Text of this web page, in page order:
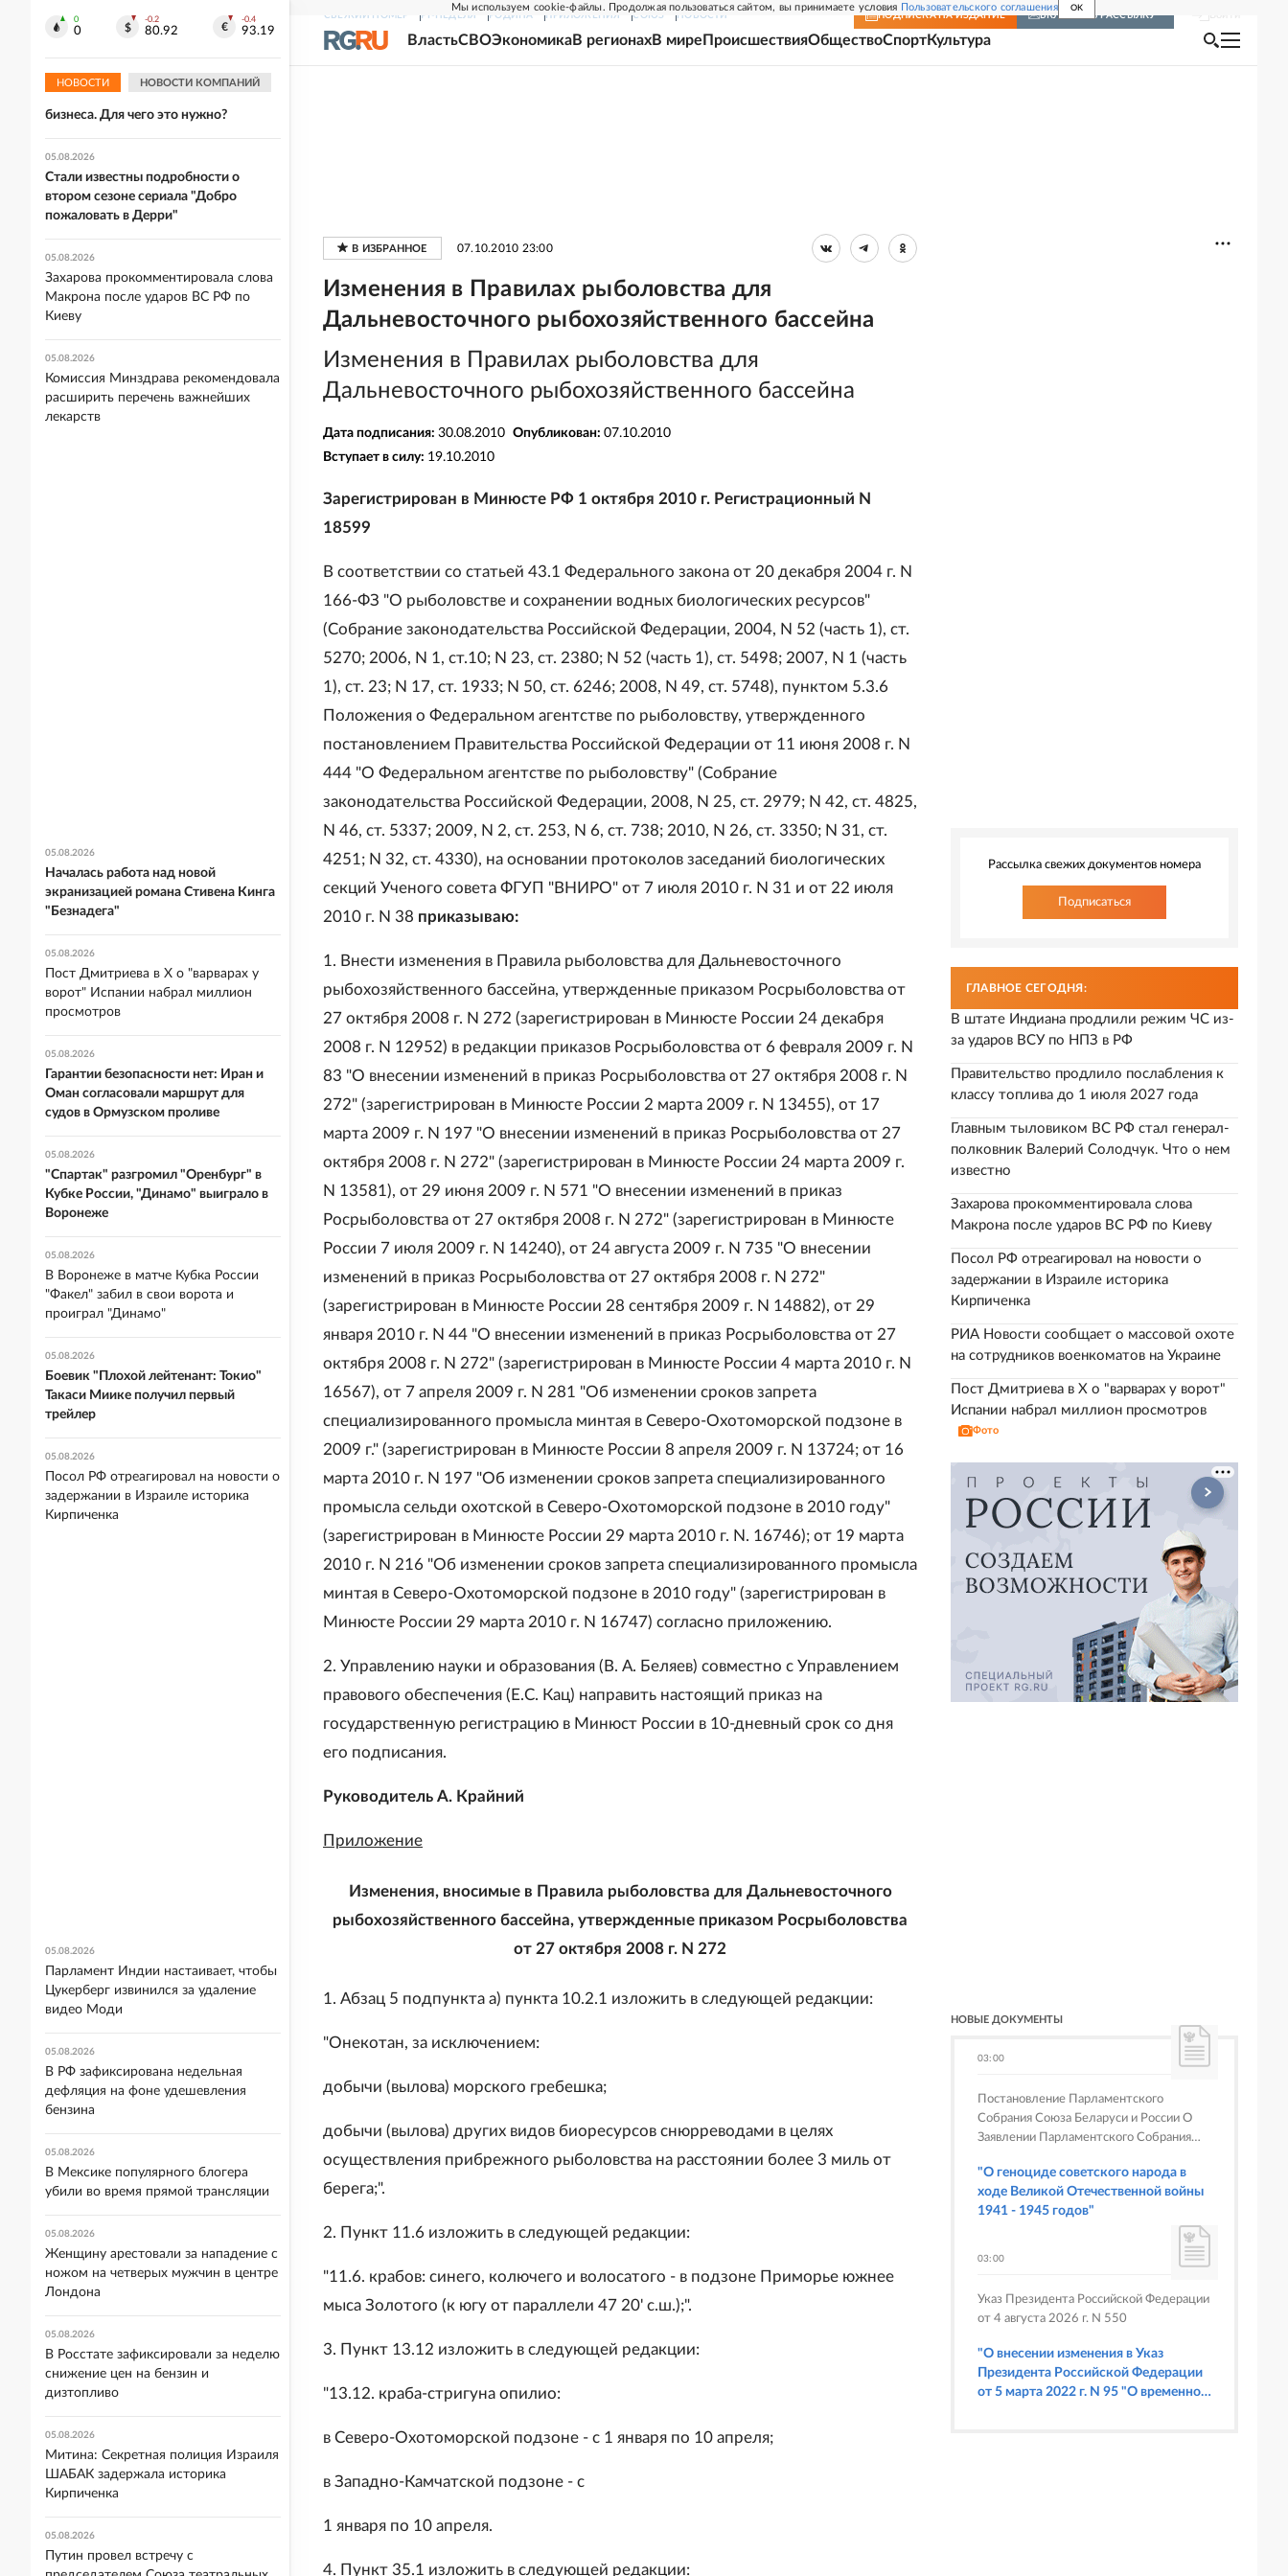
Мы используем cookie-файлы. Продолжая пользоваться сайтом, вы принимаете условия Пользовательского соглашения OK
СВЕЖИЙ НОМЕР РГ-НЕДЕЛЯ РОДИНА ПРИЛОЖЕНИЯ СОЮЗ НОВОСТИ ПОДПИСКА НА ИЗДАНИЕ ВКЛЮЧИТЬ РАССЫЛКУ
ВластьСВОЭкономикаВ регионахВ мире ПроисшествияОбществоСпортКультура
07.10.2010 23:00
Изменения в Правилах рыболовства для
Дальневосточного рыбохозяйственного бассейна
Изменения в Правилах рыболовства для
Дальневосточного рыбохозяйственного бассейна
Дата подписания: 30.08.2010 Опубликован: 07.10.2010
Вступает в силу: 19.10.2010
Зарегистрирован в Минюсте РФ 1 октября 2010 г. Регистрационный N
18599
В соответствии со статьей 43.1 Федерального закона от 20 декабря 2004 г. N
166-ФЗ "О рыболовстве и сохранении водных биологических ресурсов"
(Собрание законодательства Российской Федерации, 2004, N 52 (часть 1), ст.
5270; 2006, N 1, ст.10; N 23, ст. 2380; N 52 (часть 1), ст. 5498; 2007, N 1 (часть
1), ст. 23; N 17, ст. 1933; N 50, ст. 6246; 2008, N 49, ст. 5748), пунктом 5.3.6
Положения о Федеральном агентстве по рыболовству, утвержденного
постановлением Правительства Российской Федерации от 11 июня 2008 г. N
444 "О Федеральном агентстве по рыболовству" (Собрание
законодательства Российской Федерации, 2008, N 25, ст. 2979; N 42, ст. 4825,
N 46, ст. 5337; 2009, N 2, ст. 253, N 6, ст. 738; 2010, N 26, ст. 3350; N 31, ст.
4251; N 32, ст. 4330), на основании протоколов заседаний биологических
секций Ученого совета ФГУП "ВНИРО" от 7 июля 2010 г. N 31 и от 22 июля
2010 г. N 38 приказываю:
1. Внести изменения в Правила рыболовства для Дальневосточного
рыбохозяйственного бассейна, утвержденные приказом Росрыболовства от
27 октября 2008 г. N 272 (зарегистрирован в Минюсте России 24 декабря
2008 г. N 12952) в редакции приказов Росрыболовства от 6 февраля 2009 г. N
83 "О внесении изменений в приказ Росрыболовства от 27 октября 2008 г. N
272" (зарегистрирован в Минюсте России 2 марта 2009 г. N 13455), от 17
марта 2009 г. N 197 "О внесении изменений в приказ Росрыболовства от 27
октября 2008 г. N 272" (зарегистрирован в Минюсте России 24 марта 2009 г.
N 13581), от 29 июня 2009 г. N 571 "О внесении изменений в приказ
Росрыболовства от 27 октября 2008 г. N 272" (зарегистрирован в Минюсте
России 7 июля 2009 г. N 14240), от 24 августа 2009 г. N 735 "О внесении
изменений в приказ Росрыболовства от 27 октября 2008 г. N 272"
(зарегистрирован в Минюсте России 28 сентября 2009 г. N 14882), от 29
января 2010 г. N 44 "О внесении изменений в приказ Росрыболовства от 27
октября 2008 г. N 272" (зарегистрирован в Минюсте России 4 марта 2010 г. N
16567), от 7 апреля 2009 г. N 281 "Об изменении сроков запрета
специализированного промысла минтая в Северо-Охотоморской подзоне в
2009 г." (зарегистрирован в Минюсте России 8 апреля 2009 г. N 13724; от 16
марта 2010 г. N 197 "Об изменении сроков запрета специализированного
промысла сельди охотской в Северо-Охотоморской подзоне в 2010 году"
(зарегистрирован в Минюсте России 29 марта 2010 г. N. 16746); от 19 марта
2010 г. N 216 "Об изменении сроков запрета специализированного промысла
минтая в Северо-Охотоморской подзоне в 2010 году" (зарегистрирован в
Минюсте России 29 марта 2010 г. N 16747) согласно приложению.
2. Управлению науки и образования (В. А. Беляев) совместно с Управлением
правового обеспечения (Е.С. Кац) направить настоящий приказ на
государственную регистрацию в Минюст России в 10-дневный срок со дня
его подписания.
Руководитель А. Крайний
Приложение
Изменения, вносимые в Правила рыболовства для Дальневосточного
рыбохозяйственного бассейна, утвержденные приказом Росрыболовства
от 27 октября 2008 г. N 272
1. Абзац 5 подпункта а) пункта 10.2.1 изложить в следующей редакции:
"Онекотан, за исключением:
добычи (вылова) морского гребешка;
добычи (вылова) других видов биоресурсов снюрреводами в целях
осуществления прибрежного рыболовства на расстоянии более 3 миль от
берега;".
2. Пункт 11.6 изложить в следующей редакции:
"11.6. крабов: синего, колючего и волосатого - в подзоне Приморье южнее
мыса Золотого (к югу от параллели 47 20' с.ш.);".
3. Пункт 13.12 изложить в следующей редакции:
"13.12. краба-стригуна опилио:
в Северо-Охотоморской подзоне - с 1 января по 10 апреля;
в Западно-Камчатской подзоне - с
1 января по 10 апреля.
4. Пункт 35.1 изложить в следующей редакции:
Рассылка свежих документов номера
Подписаться
ГЛАВНОЕ СЕГОДНЯ:
В штате Индиана продлили режим ЧС из-
за ударов ВСУ по НПЗ в РФ
Правительство продлило послабления к
классу топлива до 1 июля 2027 года
Главным тыловиком ВС РФ стал генерал-
полковник Валерий Солодчук. Что о нем
известно
Захарова прокомментировала слова
Макрона после ударов ВС РФ по Киеву
Посол РФ отреагировал на новости о
задержании в Израиле историка
Кирпиченка
РИА Новости сообщает о массовой охоте
на сотрудников военкоматов на Украине
Пост Дмитриева в X о "варварах у ворот"
Испании набрал миллион просмотров
Фото
НОВЫЕ ДОКУМЕНТЫ
03:00
Постановление Парламентского
Собрания Союза Беларуси и России О
Заявлении Парламентского Собрания
"О геноциде советского народа в
ходе Великой Отечественной войны
1941 - 1945 годов"
03:00
Указ Президента Российской Федерации
от 4 августа 2026 г. N 550
"О внесении изменения в Указ
Президента Российской Федерации
от 5 марта 2022 г. N 95 "О временном
0
0
-0.2
80.92
-0.4
93.19
НОВОСТИ НОВОСТИ КОМПАНИЙ
Британии
В России вводят обязательную
регистрацию SIM-боксов для
бизнеса. Для чего это нужно?
05.08.2026
Стали известны подробности о
втором сезоне сериала "Добро
пожаловать в Дерри"
05.08.2026
Захарова прокомментировала слова
Макрона после ударов ВС РФ по
Киеву
05.08.2026
Комиссия Минздрава рекомендовала
расширить перечень важнейших
лекарств
05.08.2026
Началась работа над новой
экранизацией романа Стивена Кинга
"Безнадега"
05.08.2026
Пост Дмитриева в X о "варварах у
ворот" Испании набрал миллион
просмотров
05.08.2026
Гарантии безопасности нет: Иран и
Оман согласовали маршрут для
судов в Ормузском проливе
05.08.2026
"Спартак" разгромил "Оренбург" в
Кубке России, "Динамо" выиграло в
Воронеже
05.08.2026
В Воронеже в матче Кубка России
"Факел" забил в свои ворота и
проиграл "Динамо"
05.08.2026
Боевик "Плохой лейтенант: Токио"
Такаси Миике получил первый
трейлер
05.08.2026
Посол РФ отреагировал на новости о
задержании в Израиле историка
Кирпиченка
05.08.2026
Парламент Индии настаивает, чтобы
Цукерберг извинился за удаление
видео Моди
05.08.2026
В РФ зафиксирована недельная
дефляция на фоне удешевления
бензина
05.08.2026
В Мексике популярного блогера
убили во время прямой трансляции
05.08.2026
Женщину арестовали за нападение с
ножом на четверых мужчин в центре
Лондона
05.08.2026
В Росстате зафиксировали за неделю
снижение цен на бензин и
дизтопливо
05.08.2026
Митина: Секретная полиция Израиля
ШАБАК задержала историка
Кирпиченка
05.08.2026
Путин провел встречу с